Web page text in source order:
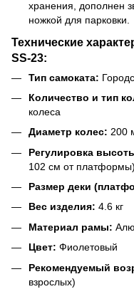
хранения, дополнен
ножкой для парковки.
Технические
SS-23:
Тип самоката:
Количество и тип
колеса
Диаметр колес: 200
Регулировка
102 см от платформы)
Размер деки
Вес изделия: 4.6 кг
Материал рамы:
Цвет: Фиолетовый
Рекомендуемый
взрослых)